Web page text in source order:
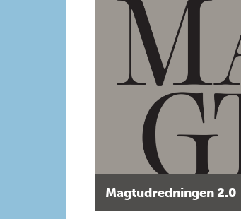
Magtudredningen 2.0